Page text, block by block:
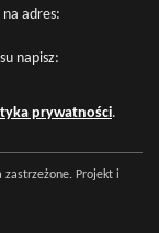
adres:
napisz:
prywatności.
Projekt i